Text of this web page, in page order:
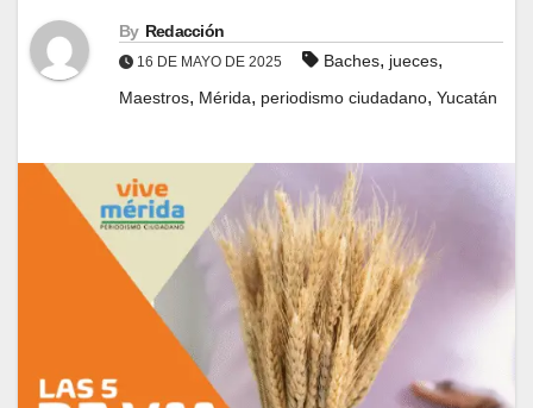
By Redacción
16 DE MAYO DE 2025 Baches, jueces,
Maestros, Mérida, periodismo ciudadano, Yucatán